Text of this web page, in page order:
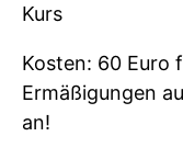
Kurs
Kosten: 60 Euro
Ermäßigungen
an!